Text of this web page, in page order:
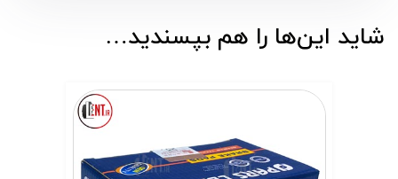
شاید این‌ها را هم بپسندید…